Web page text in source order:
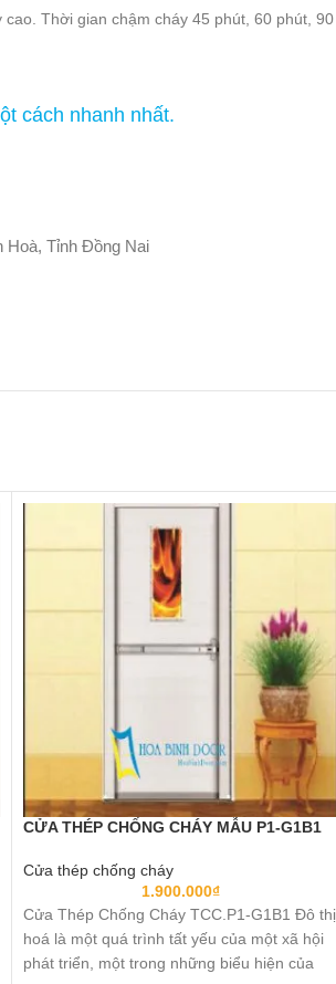
Thời gian chậm cháy 45 phút, 60 phút,
cách nhanh nhất.
Hoà, Tỉnh Đồng Nai
CỬA THÉP CHỐNG CHÁY MẪU P1-G1B1
Cửa thép chống cháy
1.900.000₫
Cửa Thép Chống Cháy TCC.P1-G1B1 Đô thị
hoá là một quá trình tất yếu của một xã hội
phát triển, một trong những biểu hiện của